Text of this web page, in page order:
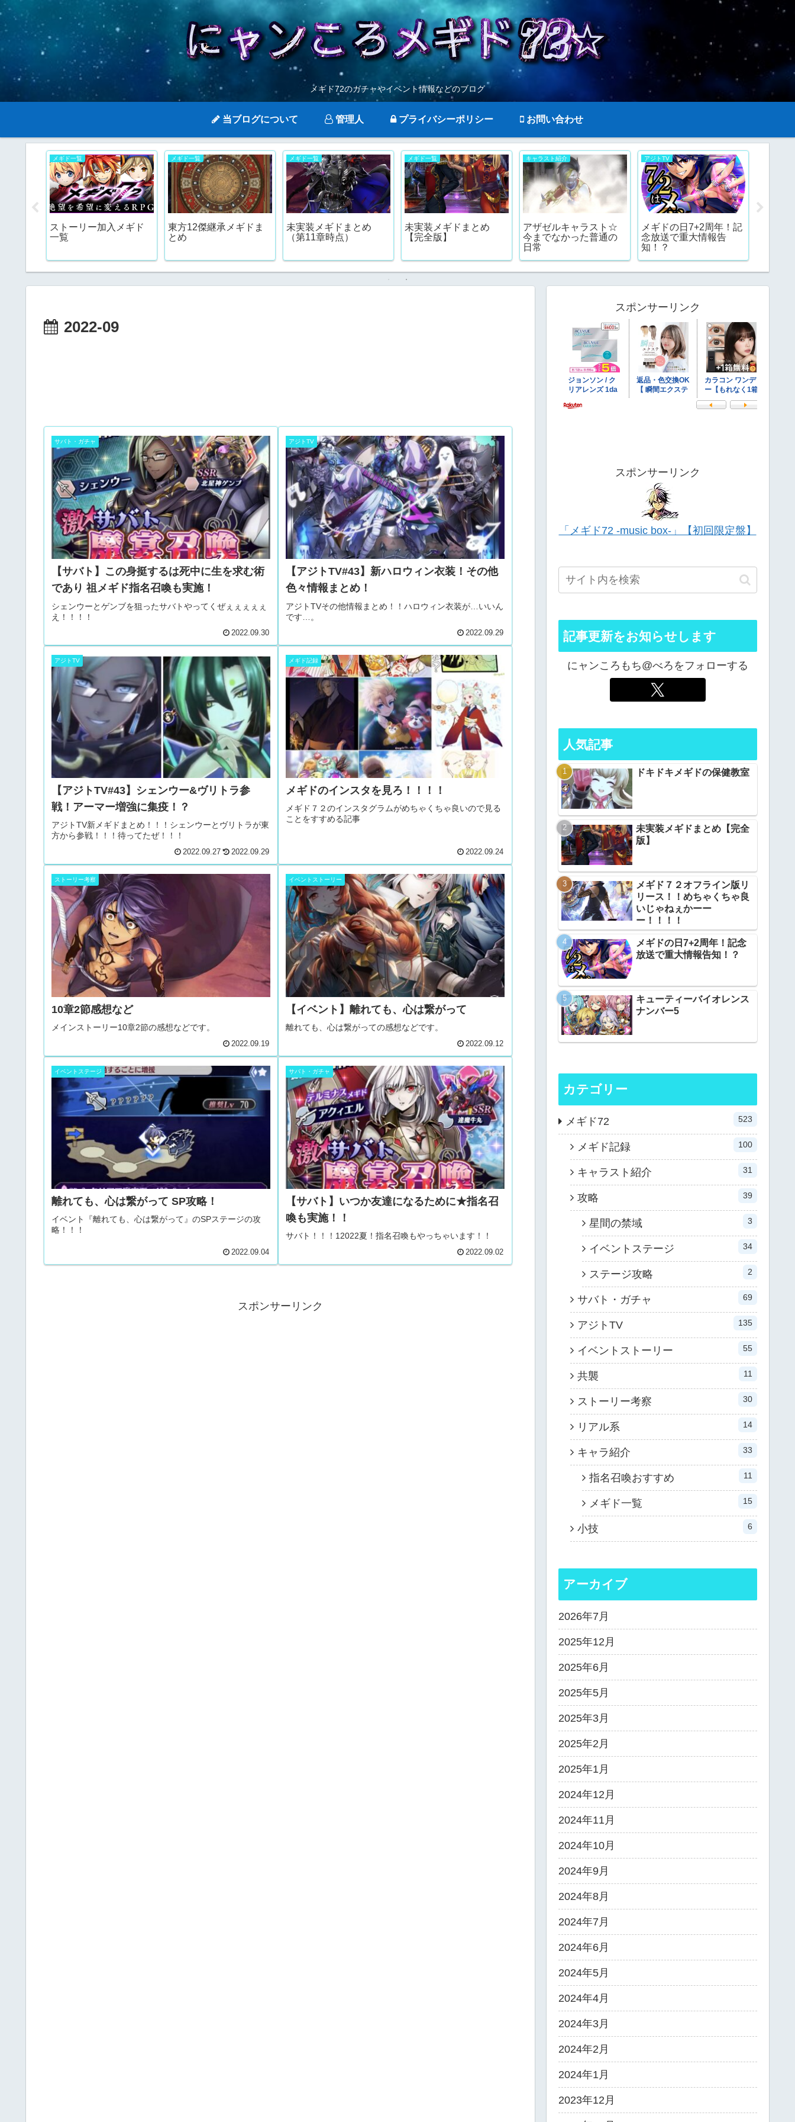
メギド72のガチャやイベント情報などのブログ
当ブログについて 管理人 プライバシーポリシー お問い合わせ
メギド一覧
ストーリー加入メギド
一覧
メギド一覧
東方12傑継承メギドま
とめ
メギド一覧
未実装メギドまとめ
（第11章時点）
メギド一覧
未実装メギドまとめ
【完全版】
キャラスト紹介
アザゼルキャラスト☆
今までなかった普通の
日常
アジトTV
メギドの日7+2周年！記
念放送で重大情報告
知！？
2022-09
サバト・ガチャ
【サバト】この身挺するは死中に生を求む術
であり 祖メギド指名召喚も実施！
シェンウーとゲンブを狙ったサバトやってくぜぇぇぇぇぇ
え！！！！
2022.09.30
アジトTV
【アジトTV#43】新ハロウィン衣装！その他
色々情報まとめ！
アジトTVその他情報まとめ！！ハロウィン衣装が…いいん
です…。
2022.09.29
アジトTV
【アジトTV#43】シェンウー&ヴリトラ参
戦！アーマー増強に集疫！？
アジトTV新メギドまとめ！！！シェンウーとヴリトラが東
方から参戦！！！待ってたぜ！！！
2022.09.27 2022.09.29
メギド記録
メギドのインスタを見ろ！！！！
メギド７２のインスタグラムがめちゃくちゃ良いので見る
ことをすすめる記事
2022.09.24
ストーリー考察
10章2節感想など
メインストーリー10章2節の感想などです。
2022.09.19
イベントストーリー
【イベント】離れても、心は繋がって
離れても、心は繋がっての感想などです。
2022.09.12
イベントステージ
離れても、心は繋がって SP攻略！
イベント『離れても、心は繋がって』のSPステージの攻
略！！！
2022.09.04
サバト・ガチャ
【サバト】いつか友達になるために★指名召
喚も実施！！
サバト！！！12022夏！指名召喚もやっちゃいます！！
2022.09.02
スポンサーリンク
スポンサーリンク
スポンサーリンク
「メギド72 -music box-」【初回限定盤】
記事更新をお知らせします
にャンころもち@べろをフォローする
人気記事
ドキドキメギドの保健教室
未実装メギドまとめ【完全
版】
メギド７２オフライン版リ
リース！！めちゃくちゃ良
いじゃねぇかーー
ー！！！！
メギドの日7+2周年！記念
放送で重大情報告知！？
キューティーバイオレンス
ナンバー5
カテゴリー
メギド72 523
メギド記録 100
キャラスト紹介 31
攻略 39
星間の禁域 3
イベントステージ 34
ステージ攻略 2
サバト・ガチャ 69
アジトTV 135
イベントストーリー 55
共襲 11
ストーリー考察 30
リアル系 14
キャラ紹介 33
指名召喚おすすめ 11
メギド一覧 15
小技 6
アーカイブ
2026年7月
2025年12月
2025年6月
2025年5月
2025年3月
2025年2月
2025年1月
2024年12月
2024年11月
2024年10月
2024年9月
2024年8月
2024年7月
2024年6月
2024年5月
2024年4月
2024年3月
2024年2月
2024年1月
2023年12月